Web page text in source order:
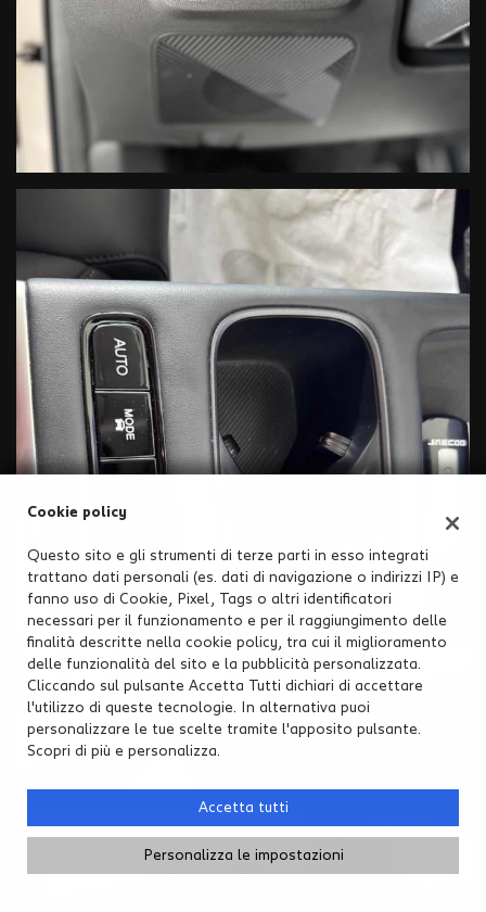
Cookie policy
Questo sito e gli strumenti di terze parti in esso integrati
trattano dati personali (es. dati di navigazione o indirizzi IP) e
fanno uso di Cookie, Pixel, Tags o altri identificatori
necessari per il funzionamento e per il raggiungimento delle
finalità descritte nella cookie policy, tra cui il miglioramento
delle funzionalità del sito e la pubblicità personalizzata.
Cliccando sul pulsante Accetta Tutti dichiari di accettare
l'utilizzo di queste tecnologie. In alternativa puoi
personalizzare le tue scelte tramite l'apposito pulsante.
Scopri di più e personalizza.
Accetta tutti
Personalizza le impostazioni